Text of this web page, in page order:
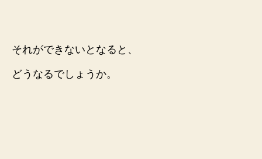
それができないとなると、
どうなるでしょうか。